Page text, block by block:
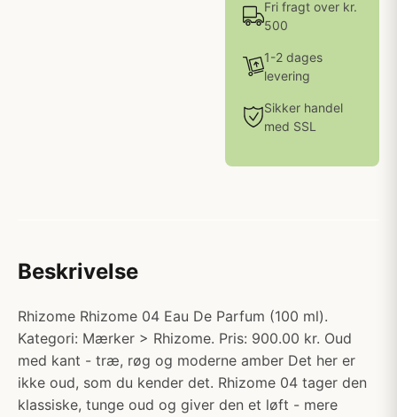
Fri fragt over kr.
500
1-2 dages
levering
Sikker handel
med SSL
Beskrivelse
Rhizome Rhizome 04 Eau De Parfum (100 ml).
Kategori: Mærker > Rhizome. Pris: 900.00 kr. Oud
med kant - træ, røg og moderne amber Det her er
ikke oud, som du kender det. Rhizome 04 tager den
klassiske, tunge oud og giver den et løft - mere